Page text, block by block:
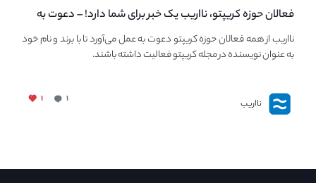
فعالان حوزه کریپتو، نااریب یک خبر برای شما دارد! – دعوت به
فعالیت در مجله کریپتو
نااریب از همه فعالان حوزه کریپتو دعوت به عمل می‌آورد تا با برند و نام خود
به عنوان نویسنده در مجله کریپتو فعالیت داشته باشند.
نااریب ۱ ۱